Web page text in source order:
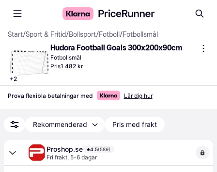
Start/Sport & Fritid/Bollsport/Fotboll /Fotbollsmål
+2
Hudora Football Goals 300x200x90cm
Fotbollsmål
Pris1 482 kr
Prova flexibla betalningar med Lär dig hur
Rekommenderad Pris med frakt
Proshop.se 4.5(589)
Fri frakt, 5-6 dagar